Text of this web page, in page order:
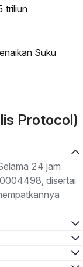
triliun
Suku
Protocol)
24 jam
disertai